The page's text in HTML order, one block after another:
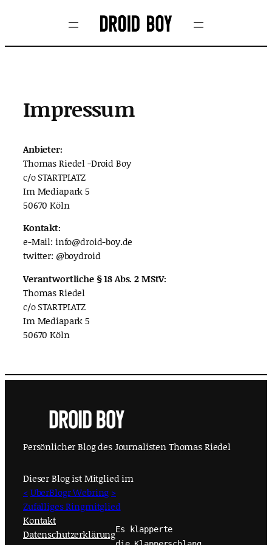
springen
Impressum
Anbieter:
Thomas Riedel -Droid Boy
c/o STARTPLATZ
Im Mediapark 5
50670 Köln
Kontakt:
e-Mail: info@droid-boy.de
twitter: @boydroid
Verantwortliche § 18 Abs. 2 MStV:
Thomas Riedel
c/o STARTPLATZ
Im Mediapark 5
50670 Köln
Persönlicher Blog des Journalisten Thomas Riedel
Dieser Blog ist Mitglied im
< UberBlogr Webring >
Zufälliges Ringmitglied
Kontakt
DatenschutzerklärungEs klapperte